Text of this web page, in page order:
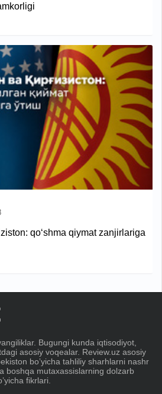
qo‘shma qiymat zanjirlariga
Bugungi kunda iqtisodiyot,
asosiy voqealar. Review.uz asosiy
boʼyicha tahliliy sharhlarni nashr
boshqa mutaxassislarning dolzarb
fikrlari.